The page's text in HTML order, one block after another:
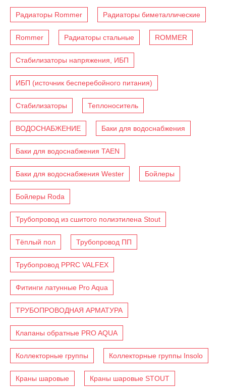
Радиаторы Rommer Радиаторы биметаллические
Rommer Радиаторы стальные ROMMER
Стабилизаторы напряжения, ИБП
ИБП (источник бесперебойного питания)
Стабилизаторы Теплоноситель
ВОДОСНАБЖЕНИЕ Баки для водоснабжения
Баки для водоснабжения TAEN
Баки для водоснабжения Wester Бойлеры
Бойлеры Roda
Трубопровод из сшитого полиэтилена Stout
Тёплый пол Трубопровод ПП
Трубопровод PPRC VALFEX
Фитинги латунные Pro Aqua
ТРУБОПРОВОДНАЯ АРМАТУРА
Клапаны обратные PRO AQUA
Коллекторные группы Коллекторные группы Insolo
Краны шаровые Краны шаровые STOUT